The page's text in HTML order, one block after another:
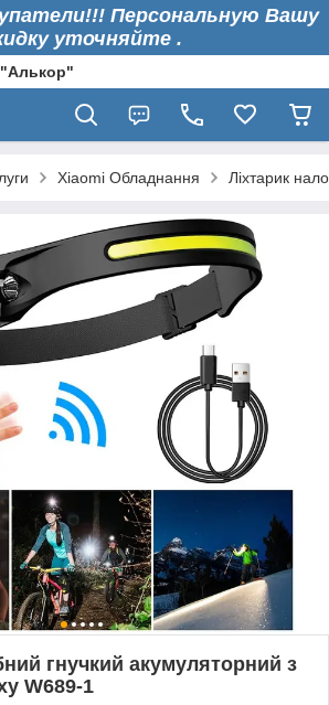
Персональную Вашу
уточняйте .
"Алькор"
Xiaomi Обладнання Ліхтарик
гнучкий акумуляторний з
W689-1